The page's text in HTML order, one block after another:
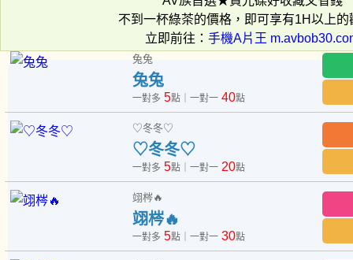
不到一杯綠茶的價格，即可享有1H以上的
立即前往： 手機A片王
兔兔
兔兔
一對多 5點｜一對一40點
♡冬冬♡
♡冬冬♡
一對多 5點｜一對一20點
翊梣🔥
翊梣🔥
一對多 5點｜一對一30點